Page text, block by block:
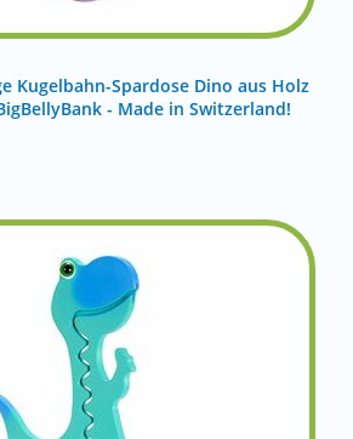
Kugelbahn-Spardose Dino aus Holz
- Made in Switzerland!